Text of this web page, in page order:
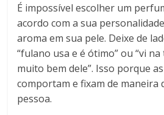
É impossível escolher um
acordo com a sua
aroma em sua pele. Deixe de
“fulano usa e é ótimo” ou “vi
muito bem dele”. Isso porque
comportam e fixam de maneira
pessoa.